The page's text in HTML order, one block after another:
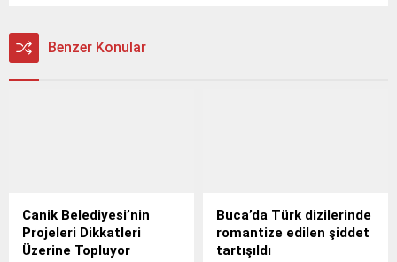
Benzer Konular
Canik Belediyesi’nin
Projeleri Dikkatleri
Üzerine Topluyor
Buca’da Türk dizilerinde
romantize edilen şiddet
tartışıldı